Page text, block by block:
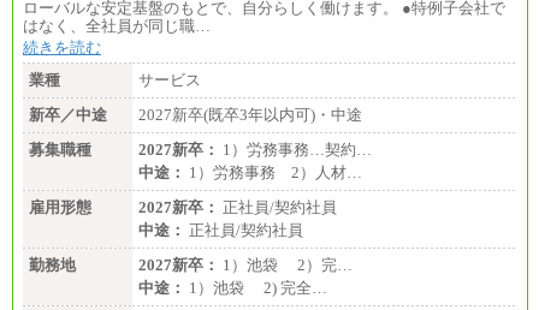
ローバルな安定基盤のもとで、自分らしく働けます。 ●特例子会社で
はなく、全社員が同じ職…
続きを読む
業種
サービス
新卒／中途
2027新卒(既卒3年以内可)・中途
募集職種
2027新卒： 1）労務事務…契約…
中途： 1）労務事務 2）人材…
雇用形態
2027新卒： 正社員/契約社員
中途： 正社員/契約社員
勤務地
2027新卒： 1）池袋 2）完…
中途： 1）池袋 2) 完全…